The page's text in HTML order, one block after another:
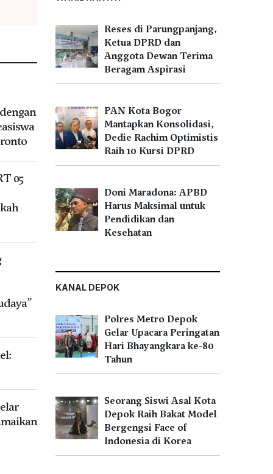
05
Reses di Parungpanjang,
Ketua DPRD dan
Anggota Dewan Terima
Beragam Aspirasi
PAN Kota Bogor
Mantapkan Konsolidasi,
Dedie Rachim Optimistis
Raih 10 Kursi DPRD
Doni Maradona: APBD
Harus Maksimal untuk
Pendidikan dan
Kesehatan
KANAL DEPOK
Polres Metro Depok
Gelar Upacara Peringatan
Hari Bhayangkara ke-80
Tahun
Seorang Siswi Asal Kota
Depok Raih Bakat Model
Bergengsi Face of
Indonesia di Korea